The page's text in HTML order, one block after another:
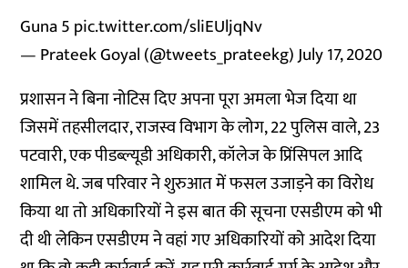
Guna 5pic.twitter.com/sliEUljqNv
— Prateek Goyal (@tweets_prateekg)July 17, 2020
प्रशासन ने बिना नोटिस दिए अपना पूरा अमला भेज दिया था
जिसमें तहसीलदार, राजस्व विभाग के लोग, 22 पुलिस वाले, 23
पटवारी, एक पीडब्ल्यूडी अधिकारी, कॉलेज के प्रिंसिपल आदि
शामिल थे. जब परिवार ने शुरुआत में फसल उजाड़ने का विरोध
किया था तो अधिकारियों ने इस बात की सूचना एसडीएम को भी
दी थी लेकिन एसडीएम ने वहां गए अधिकारियों को आदेश दिया